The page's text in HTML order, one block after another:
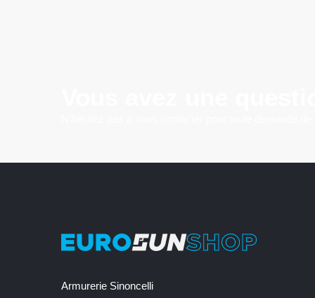
Armurerie Sinoncelli